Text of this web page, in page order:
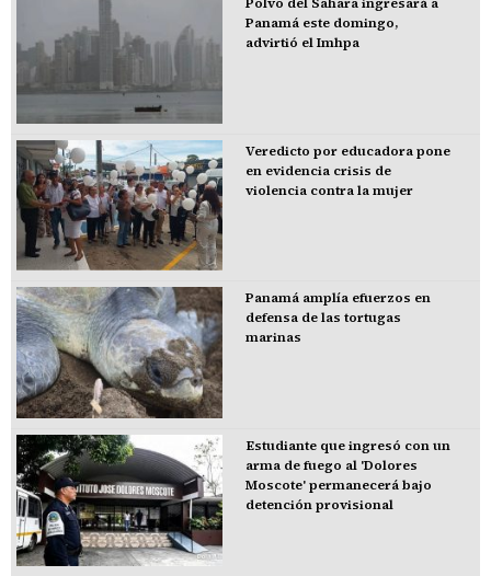
Panamá este domingo,
advirtió el Imhpa
Veredicto por educadora pone
en evidencia crisis de
violencia contra la mujer
Panamá amplía efuerzos en
defensa de las tortugas
marinas
Estudiante que ingresó con un
arma de fuego al 'Dolores
Moscote' permanecerá bajo
detención provisional